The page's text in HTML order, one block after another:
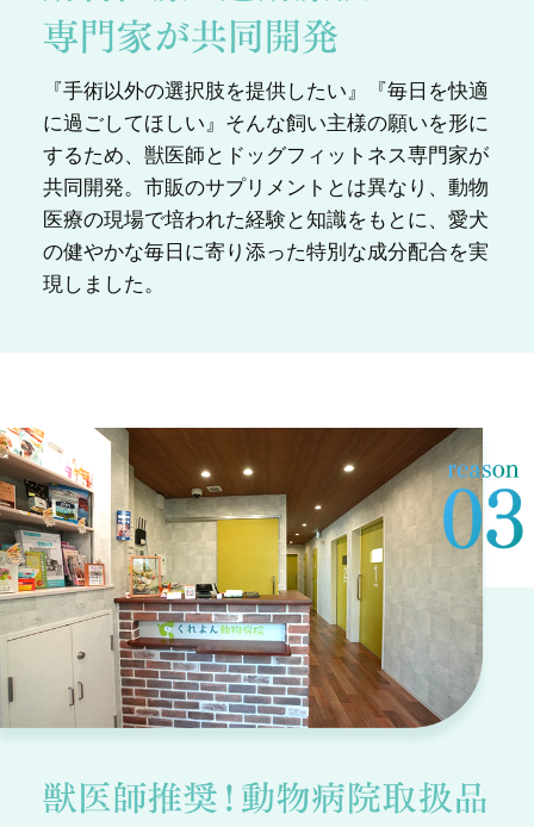
『手術以外の選択肢を提供したい』『毎日を快適
に過ごしてほしい』そんな飼い主様の願いを形に
するため、獣医師とドッグフィットネス専門家が
共同開発。市販のサプリメントとは異なり、動物
医療の現場で培われた経験と知識をもとに、愛犬
の健やかな毎日に寄り添った特別な成分配合を実
現しました。